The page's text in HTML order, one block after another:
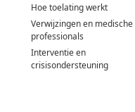
Hoe toelating werkt
Verwijzingen en medische
professionals
Interventie en
crisisondersteuning